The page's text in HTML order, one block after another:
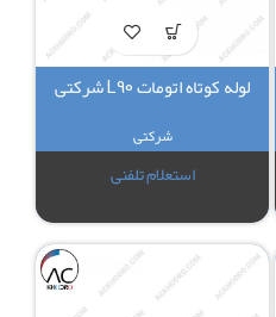
لوله کوتاه اتومات L90 شرکتی
شرکتی
استعلام تلفنی